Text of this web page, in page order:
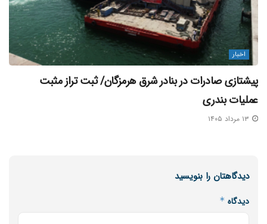
اخبار
پیشتازی صادرات در بنادر شرق هرمزگان/ ثبت تراز مثبت
عملیات بندری
دیدگاهتان را بنویسید
دیدگاه *